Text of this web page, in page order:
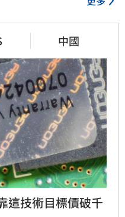
中國
這技術目標價破千